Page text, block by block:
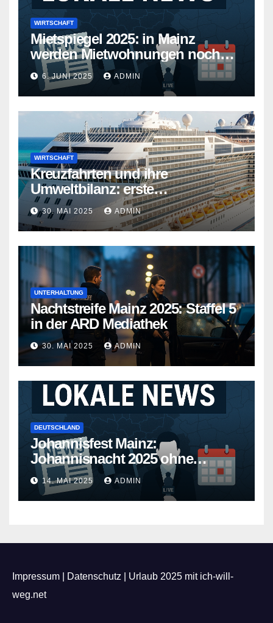
WIRTSCHAFT
Mietspiegel 2025: in Mainz
werden Mietwohnungen noch
teurer
6. JUNI 2025 ADMIN
WIRTSCHAFT
Kreuzfahrten und ihre
Umweltbilanz: erste
Kreuzfahrtschiffe gehen neue
Wege
30. MAI 2025 ADMIN
UNTERHALTUNG
Nachtstreife Mainz 2025: Staffel 5
in der ARD Mediathek
30. MAI 2025 ADMIN
DEUTSCHLAND
Johannisfest Mainz:
Johannisnacht 2025 ohne
Feuerwerk
14. MAI 2025 ADMIN
Impressum Datenschutz
Urlaub 2025 mit ich-will-
weg.net